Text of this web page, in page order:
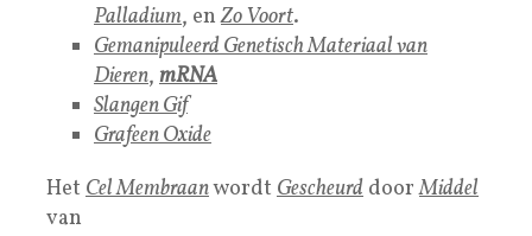
Palladium, enZo Voort.
Gemanipuleerd Genetisch Materiaal van
Dieren, mRNA
Slangen Gif
Grafeen Oxide
Het Cel Membraanwordt Gescheurd doorMiddel
van